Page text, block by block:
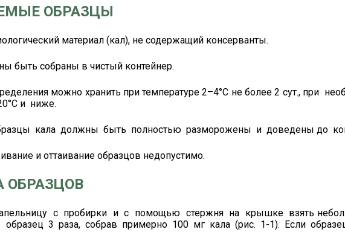
ОБРАЗЦЫ
материал (кал), не содержащий консерванты.
быть собраны в чистый контейнер.
можно хранить при температуре 2–4°С не более 2 сут., при
и ниже.
кала должны быть полностью разморожены и доведены до
и оттаивание образцов недопустимо.
ОБРАЗЦОВ
с пробирки и с помощью стержня на крышке взять
3 раза, собрав примерно 100 мг кала (рис. 1-1). Если